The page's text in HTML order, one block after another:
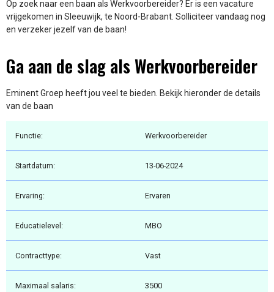
Op zoek naar een baan als Werkvoorbereider? Er is een vacature
vrijgekomen in Sleeuwijk, te Noord-Brabant. Solliciteer vandaag nog
en verzeker jezelf van de baan!
Ga aan de slag als Werkvoorbereider
Eminent Groep heeft jou veel te bieden. Bekijk hieronder de details
van de baan
Functie: Werkvoorbereider
Startdatum: 13-06-2024
Ervaring: Ervaren
Educatielevel: MBO
Contracttype: Vast
Maximaal salaris: 3500